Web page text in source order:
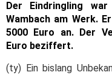
Der Eindringling
Wambach am Werk.
5000 Euro an. Der
Euro beziffert.
(ty) Ein bislang